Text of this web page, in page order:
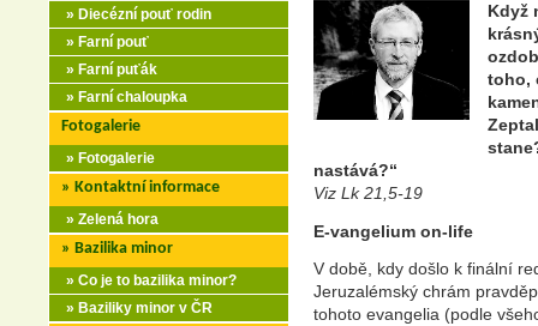
» Diecézní pouť rodin
» Farní pouť
» Farní puťák
» Farní chaloupka
Fotogalerie
» Fotogalerie
» Kontaktní informace
» Zelená hora
» Bazilika minor
» Co je to bazilika minor?
» Baziliky minor v ČR
Když
toho,
nastává?“
Viz Lk 21,5-19
E-vangelium on-life
V době, kdy došlo k finální
Jeruzalémský chrám
tohoto evangelia (podle